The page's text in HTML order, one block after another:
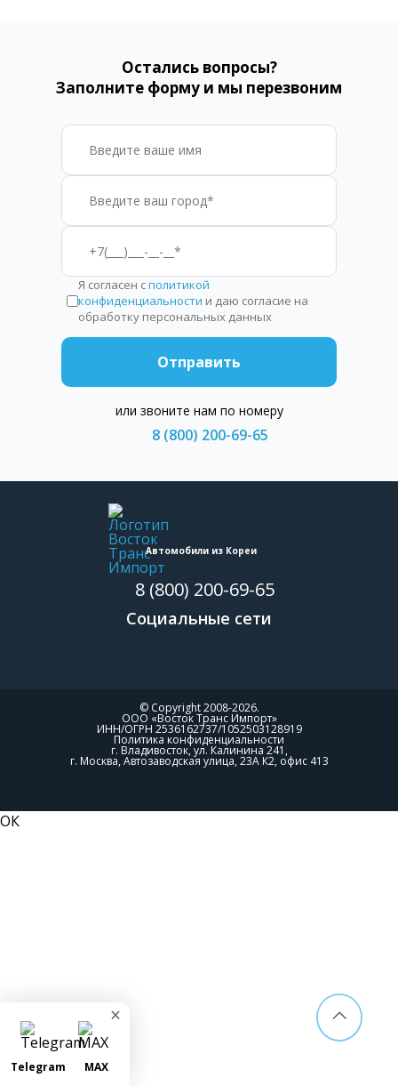
Остались вопросы?
Заполните форму и мы перезвоним
Я согласен сполитикой
конфиденциальности и даю согласие на
обработку персональных данных
Отправить
или звоните нам по номеру
8 (800) 200-69-65
Автомобили из Кореи
8 (800) 200-69-65
Социальные сети
© Copyright 2008-2026.
ООО «Восток Транс Импорт»
ИНН/ОГРН 2536162737/1052503128919
Политика конфиденциальности
г. Владивосток, ул. Калинина 241,
г. Москва, Автозаводская улица, 23А К2, офис 413
ОК
×
Telegram MAX